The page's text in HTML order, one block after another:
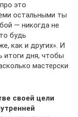
это
остальными ты
— никогда не
будь
как и других». И
итоги дня, чтобы
мастерски
своей цели